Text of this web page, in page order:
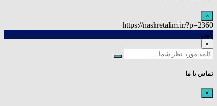
×
https://nashretalim.ir/?p=2360
کپی
×
تماس با ما
×